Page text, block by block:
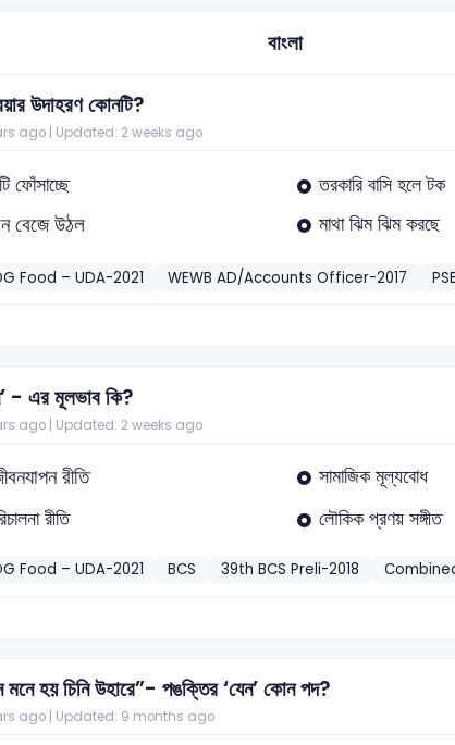
বাংলা
উদাহরণ কোনটি?
ago | Updated: 2 weeks ago
ফোঁসাচ্ছে তরকারি বাসি হলে টক
বেজে উঠল মাথা ঝিম ঝিম করছে
Food – UDA-2021 WEWB AD/Accounts Officer-2017
- এর মূলভাব কি?
ago | Updated: 2 weeks ago
রীতি
সামাজিক মূল্যবোধ
রীতি
লৌকিক প্রণয় সঙ্গীত
Food – UDA-2021 BCS 39th BCS Preli-2018
মনে হয় চিনি উহারে”- পঙক্তির ‘যেন’ কোন পদ?
ago | Updated: 9 months ago